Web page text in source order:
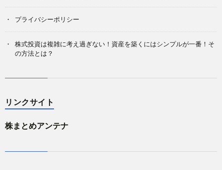
プライバシーポリシー
株式投資は複雑に考え過ぎない！資産を築くにはシンプルが一番！そ
の方法とは？
リンクサイト
株まとめアンテナ